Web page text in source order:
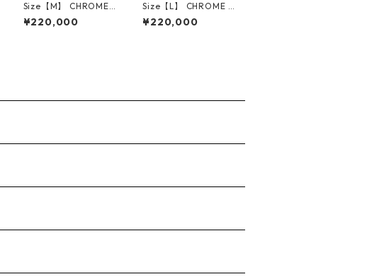
Size【M】 CHROME
HEARTS クロム・ハー
ツ HORSESHOE S/S T
¥220,000
Size【L】 CHROME H
EARTS クロム・ハーツ
HORSESHOE S/S TEE
¥220,000